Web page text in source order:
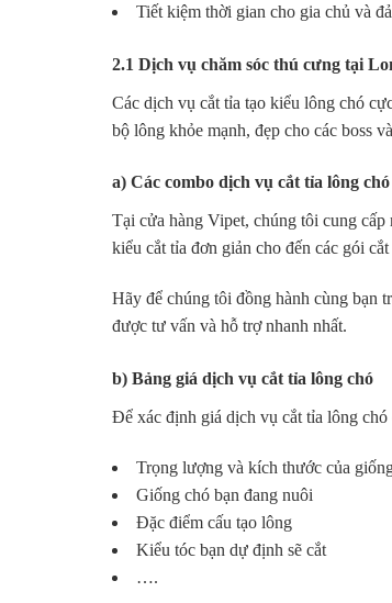
Tiết kiệm thời gian cho gia chủ và
2.1 Dịch vụ chăm sóc thú cưng tại
Các dịch vụ cắt tỉa tạo kiểu lông chó
bộ lông khỏe mạnh, đẹp cho các boss
a) Các combo dịch vụ cắt tỉa lông
Tại cửa hàng Vipet, chúng tôi cung
kiểu cắt tỉa đơn giản cho đến các gói
Hãy để chúng tôi đồng hành cùng bạn
được tư vấn và hỗ trợ nhanh nhất.
b) Bảng giá dịch vụ cắt tỉa lông chó
Để xác định giá dịch vụ cắt tỉa lông
Trọng lượng và kích thước của
Giống chó bạn đang nuôi
Đặc điểm cấu tạo lông
Kiểu tóc bạn dự định sẽ cắt
….